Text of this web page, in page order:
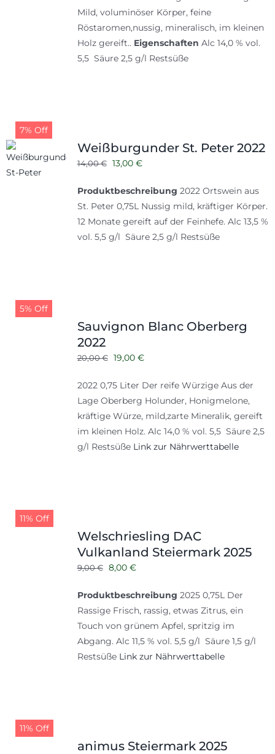
Mild, voluminöser Körper, feine
Röstaromen,nussig, mineralisch, im kleinen
Holz gereift.. Eigenschaften Alc 14,0 % vol.
5,5 Säure 2,5 g/l Restsüße
7% Off
Weißburgunder St. Peter 2022
14,00€ Ursprünglicher
war:
14,00 €
13,00 €Aktueller
ist:
13,00 €.
Produktbeschreibung 2022 Ortswein aus
St. Peter 0,75L Nussig mild, kräftiger Körper.
12 Monate gereift auf der Feinhefe. Alc 13,5 %
vol. 5,5 g/l Säure 2,5 g/l Restsüße
5% Off
Sauvignon Blanc Oberberg
2022
20,00€ Ursprünglicher
war:
20,00 €
19,00 €Aktueller
ist:
19,00 €.
2022 0,75 Liter Der reife Würzige Aus der
Lage Oberberg Holunder, Honigmelone,
kräftige Würze, mild,zarte Mineralik, gereift
im kleinen Holz. Alc 14,0 % vol. 5,5 Säure 2,5
g/l Restsüße Link zur Nährwerttabelle
11% Off
Welschriesling DAC
Vulkanland Steiermark 2025
9,00€ Ursprünglicher
war:
9,00 €
8,00 €Aktueller
ist:
8,00 €.
Produktbeschreibung 2025 0,75L Der
Rassige Frisch, rassig, etwas Zitrus, ein
Touch von grünem Apfel, spritzig im
Abgang. Alc 11,5 % vol. 5,5 g/l Säure 1,5 g/l
Restsüße Link zur Nährwerttabelle
11% Off
animus Steiermark 2025